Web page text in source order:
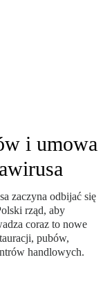
i umowa
zaczyna odbijać się
rząd, aby
coraz to nowe
pubów,
handlowych.